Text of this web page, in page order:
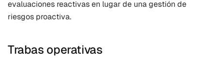
evaluaciones reactivas en lugar de una gestión de
riesgos proactiva.
Trabas operativas